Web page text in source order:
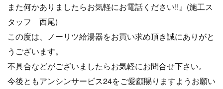
また何かありましたらお気軽にお電話ください!!』(施工ス
タッフ 西尾)
この度は、ノーリツ給湯器をお買い求め頂き誠にありがと
うございます。
不具合などがございましたらお気軽にお問合せ下さい。
今後ともアンシンサービス24をご愛顧賜りますようお願い